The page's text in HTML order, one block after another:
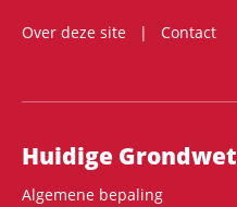
Over deze site
Contact
Hoofdnavigatie
Huidige Grondwet
Algemene bepaling